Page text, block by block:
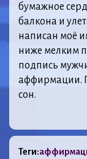
бумажное
балкона и
написан моё
ниже мелким
подпись
аффирмации.
сон.
Теги: